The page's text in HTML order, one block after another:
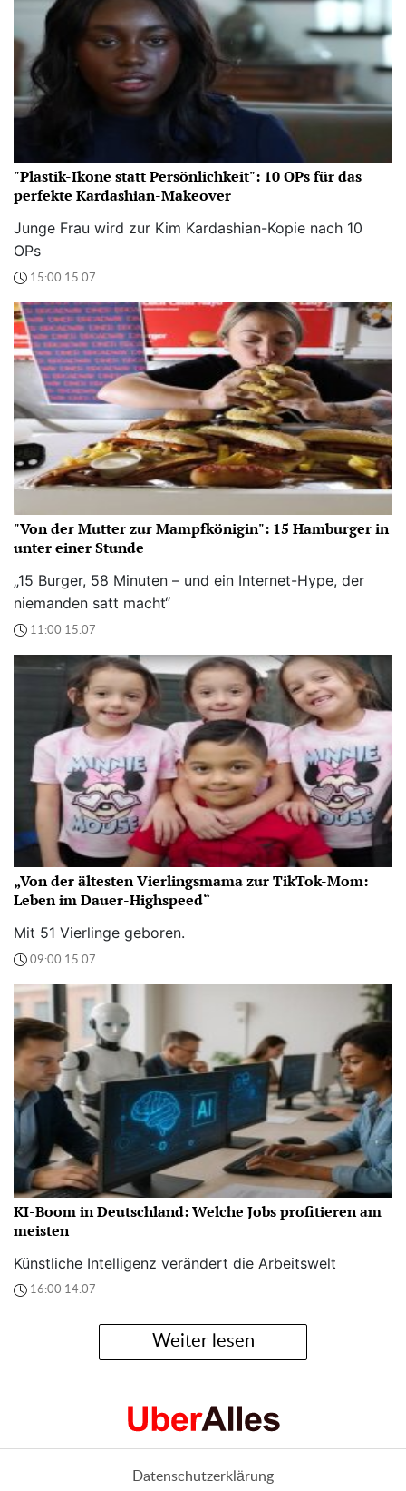
"Plastik-Ikone statt Persönlichkeit": 10 OPs für das
perfekte Kardashian-Makeover
Junge Frau wird zur Kim Kardashian-Kopie nach 10
OPs
15:00 15.07
"Von der Mutter zur Mampfkönigin": 15 Hamburger in
unter einer Stunde
„15 Burger, 58 Minuten – und ein Internet-Hype, der
niemanden satt macht“
11:00 15.07
„Von der ältesten Vierlingsmama zur TikTok-Mom:
Leben im Dauer-Highspeed“
Mit 51 Vierlinge geboren.
09:00 15.07
KI-Boom in Deutschland: Welche Jobs profitieren am
meisten
Künstliche Intelligenz verändert die Arbeitswelt
16:00 14.07
Weiter lesen
Datenschutzerklärung